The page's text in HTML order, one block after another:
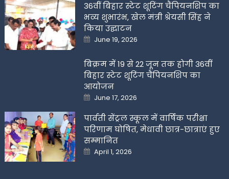
36वीं बिहार स्टेट शूटिंग चैंपियनशिप का
भव्य शुभारंभ, खेल मंत्री श्रेयसी सिंह ने
किया उद्घाटन
Posted
on
June 19, 2026
बिक्रम में 19 से 22 जून तक होगी 36वीं
बिहार स्टेट शूटिंग चैंपियनशिप का
आयोजन
Posted
on
June 17, 2026
पार्वती सेंट्रल स्कूल में वार्षिक परीक्षा
परिणाम घोषित, मेधावी छात्र-छात्राएं हुए
सम्मानित
Posted
on
April 1, 2026